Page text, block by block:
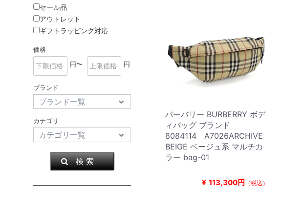
セール品
アウトレット
ギフトラッピング対応
価格
円〜
円
ブランド
カテゴリ
検 索
バーバリー BURBERRY ボデ
ィバッグ ブランド
8084114 A7026ARCHIVE
BEIGE ベージュ系 マルチカ
ラー bag-01
¥ 113,300円 （税込）